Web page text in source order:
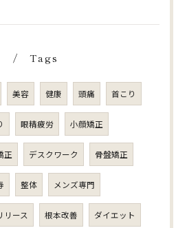
Tags
美容 健康 頭痛 首こり
眼精疲労 小顔矯正
正 デスクワーク 骨盤矯正
整体 メンズ専門
リース 根本改善 ダイエット